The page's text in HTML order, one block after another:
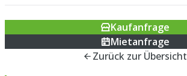
Kaufanfrage
Mietanfrage
Zurück zur Übersicht